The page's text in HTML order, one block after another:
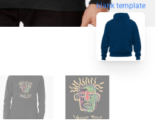
blank template